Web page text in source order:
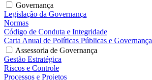
Governança
Legislação da Governança
Normas
Código de Conduta e Integridade
Carta Anual de Políticas Públicas e Governança
Assessoria de Governança
Gestão Estratégica
Riscos e Controle
Processos e Projetos